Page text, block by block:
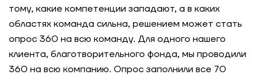
тому, какие компетенции западают, а в каких
областях команда сильна, решением может стать
опрос 360 на всю команду. Для одного нашего
клиента, благотворительного фонда, мы проводили
360 на всю компанию. Опрос заполнили все 70